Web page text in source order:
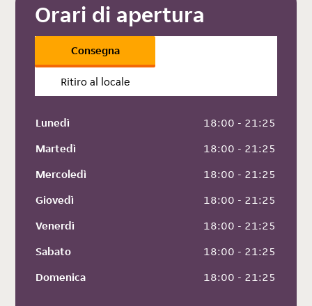
Orari di apertura
Consegna
Ritiro al locale
Lunedì
18:00 - 21:25
Martedì
18:00 - 21:25
Mercoledì
18:00 - 21:25
Giovedì
18:00 - 21:25
Venerdì
18:00 - 21:25
Sabato
18:00 - 21:25
Domenica
18:00 - 21:25